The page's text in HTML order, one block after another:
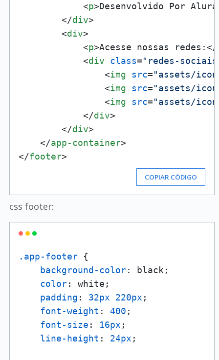
<p>Desenvolvido Por
</div>
<div>
<p>Acesse nossas redes:</
<div class="redes-
<img src="assets/
<img src="assets/
<img src="assets/
</div>
</div>
</app-container>
</footer>
COPIAR CÓDIGO
css footer:
.app-footer {
background-color: black;
color: white;
padding : 32px 220px ;
font-weight : 400 ;
font-size : 16px ;
line-height : 24px ;